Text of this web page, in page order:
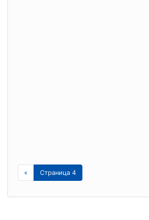
« Страница 4